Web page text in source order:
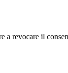
a revocare il